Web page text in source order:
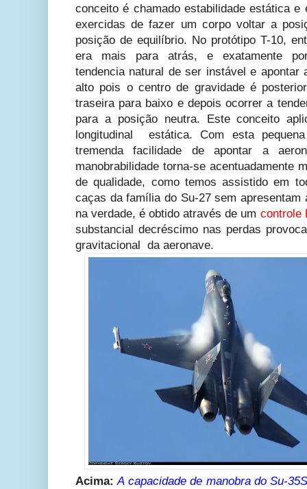
conceito é chamado estabilidade estática
exercidas de fazer um corpo voltar a
posição de equilíbrio. No protótipo T-10,
era mais para atrás, e exatamente
tendencia natural de ser instável e apontar
alto pois o centro de gravidade é
traseira para baixo e depois ocorrer a
para a posição neutra. Este conceito
longitudinal estática. Com esta
tremenda facilidade de apontar a
manobrabilidade torna-se acentuadamente
de qualidade, como temos assistido em
caças da família do Su-27 sem
na verdade, é obtido através de um controle
substancial decréscimo nas perdas
gravitacional da aeronave.
Acima: A capacidade de manobra do Su-